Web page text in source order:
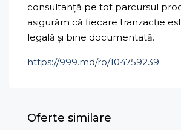
consultanță pe tot parcursul
asigurăm că fiecare tranzacție
legală și bine documentată.
https://999.md/ro/104759239
Oferte similare